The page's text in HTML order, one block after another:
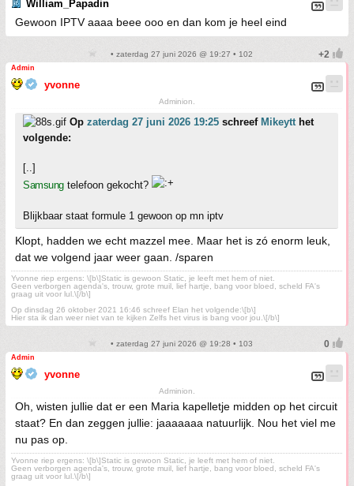
William_Papadin
Gewoon IPTV aaaa beee ooo en dan kom je heel eind
• zaterdag 27 juni 2026 @ 19:27 • 102
Admin
yvonne
Adminion.
Op zaterdag 27 juni 2026 19:25 schreef Mikeytthet
volgende:
[..]
Samsungtelefoon gekocht?
Blijkbaar staat formule 1 gewoon op mn iptv
Klopt, hadden we echt mazzel mee. Maar het is zó enorm leuk,
dat we volgend jaar weer gaan. /sparen
Yvonne riep ergens: \[b\]Static is gewoon Static, je leeft met hem of niet.
Geen verborgen agenda's, trouw, grote muil, lief hartje, bang voor bloed, scheld FA's
graag uit voor lul.\[/b\]
Op dinsdag 26 oktober 2021 16:46 schreef Elan het volgende:\[b\]
Hier sta ik dan weer niet van te kijken Zelfs het virus is bang voor jou.\[/b\]
• zaterdag 27 juni 2026 @ 19:28 • 103
Admin
yvonne
Adminion.
Oh, wisten jullie dat er een Maria kapelletje midden op het circuit
staat? En dan zeggen jullie: jaaaaaaa natuurlijk. Nou het viel me
nu pas op.
Yvonne riep ergens: \[b\]Static is gewoon Static, je leeft met hem of niet.
Geen verborgen agenda's, trouw, grote muil, lief hartje, bang voor bloed, scheld FA's
graag uit voor lul.\[/b\]